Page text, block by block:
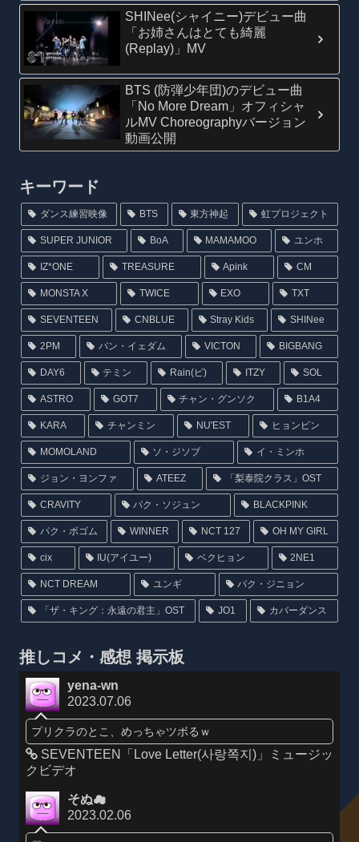
SHINee(シャイニー)デビュー曲
「お姉さんはとても綺麗
(Replay)」MV
BTS (防弾少年団)のデビュー曲
「No More Dream」オフィシャ
ルMV Choreographyバージョン
動画公開
キーワード
ダンス練習映像 BTS 東方神起 虹プロジェクト
SUPER JUNIOR BoA MAMAMOO ユンホ
IZ*ONE TREASURE Apink CM
MONSTA X TWICE EXO TXT
SEVENTEEN CNBLUE Stray Kids SHINee
2PM パン・イェダム VICTON BIGBANG
DAY6 テミン Rain(ピ) ITZY SOL
ASTRO GOT7 チャン・グンソク B1A4
KARA チャンミン NU'EST ヒョンビン
MOMOLAND ソ・ジソブ イ・ミンホ
ジョン・ヨンファ ATEEZ 「梨泰院クラス」OST
CRAVITY パク・ソジュン BLACKPINK
パク・ボゴム WINNER NCT 127 OH MY GIRL
cix IU(アイユー) ベクヒョン 2NE1
NCT DREAM ユンギ パク・ジニョン
「ザ・キング：永遠の君主」OST JO1 カバーダンス
推しコメ・感想 掲示板
yena-wn
2023.07.06
プリクラのとこ、めっちゃツボるｗ
SEVENTEEN「Love Letter(사랑쪽지)」ミュージッ
クビデオ
そぬ☁
2023.02.06